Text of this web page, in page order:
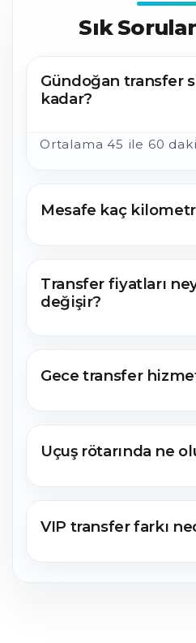
Sık
Gündoğan transfer
kadar?
Ortalama 45 ile 60
Mesafe kaç
Transfer fiyatları
değişir?
Gece transfer
Uçuş rötarında ne
VIP transfer farkı